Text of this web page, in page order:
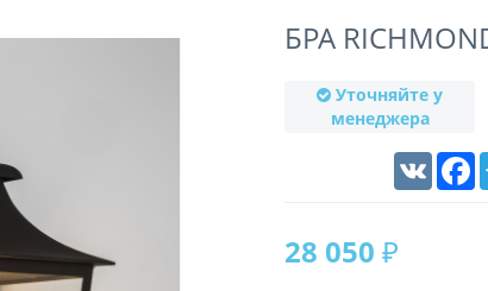
БРА
Уточняйте у
менеджера
VK
28 050 ₽